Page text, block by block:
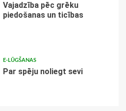
Vajadzība pēc grēku
piedošanas un ticības
E-LŪGŠANAS
Par spēju noliegt sevi